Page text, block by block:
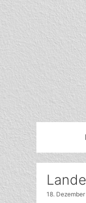
Inhalt
18.